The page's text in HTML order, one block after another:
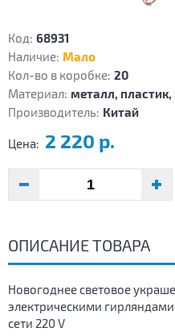
Код: 68931
Наличие: Мало
Кол-во в коробке: 20
Материал: металл,
Производитель: Китай
Цена: 2 220 р.
ОПИСАНИЕ ТОВАРА
Новогоднее световое
электрическими
сети 220 V